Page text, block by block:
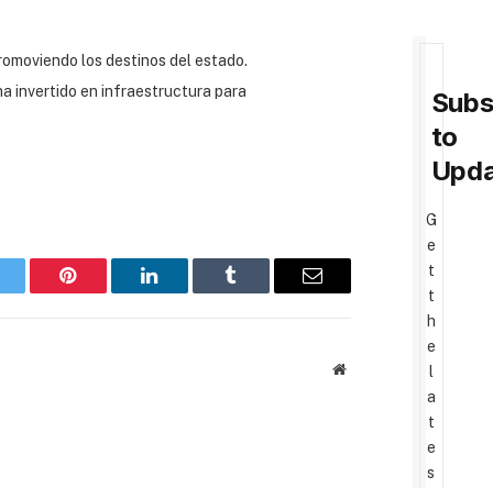
los destinos del estado.
invertido en infraestructura para
Pinterest LinkedIn Tumblr Email
Website
to
G
e
t
t
h
e
l
a
t
e
s